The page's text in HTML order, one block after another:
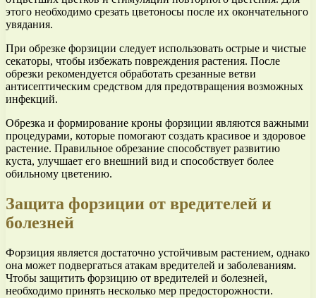
этого необходимо срезать цветоносы после их окончательного
увядания.
При обрезке форзиции следует использовать острые и чистые
секаторы, чтобы избежать повреждения растения. После
обрезки рекомендуется обработать срезанные ветви
антисептическим средством для предотвращения возможных
инфекций.
Обрезка и формирование кроны форзиции являются важными
процедурами, которые помогают создать красивое и здоровое
растение. Правильное обрезание способствует развитию
куста, улучшает его внешний вид и способствует более
обильному цветению.
Защита форзиции от вредителей и
болезней
Форзиция является достаточно устойчивым растением, однако
она может подвергаться атакам вредителей и заболеваниям.
Чтобы защитить форзицию от вредителей и болезней,
необходимо принять несколько мер предосторожности.